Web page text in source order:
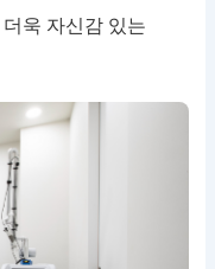
욱 자신감 있는